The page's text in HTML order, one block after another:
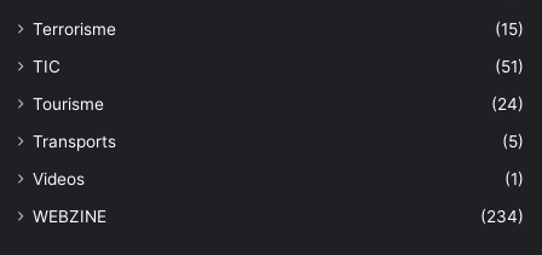
Terrorisme
(15)
TIC
(51)
Tourisme
(24)
Transports
(5)
Videos
(1)
WEBZINE
(234)